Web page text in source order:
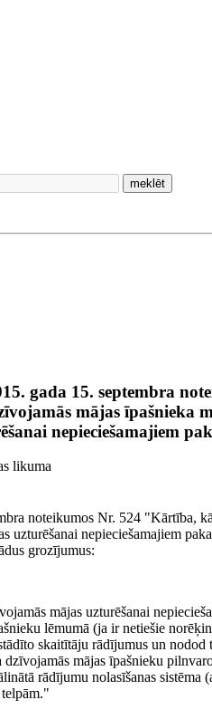
meklēt
gada 15. septembra
mājas īpašnieka
nepieciešamajiem
likuma
noteikumos Nr. 524 "Kārtība,
uzturēšanai nepieciešamajiem
grozījumus:
mājas uzturēšanai
lēmumā (ja ir netiešie
skaitītāju rādījumus un nodod
mājas īpašnieku
rādījumu nolasīšanas sistēma